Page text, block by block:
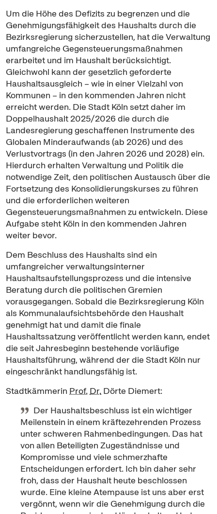
Um die Höhe des Defizits zu begrenzen und die
Genehmigungsfähigkeit des Haushalts durch die
Bezirksregierung sicherzustellen, hat die Verwaltung
umfangreiche Gegensteuerungsmaßnahmen
erarbeitet und im Haushalt berücksichtigt.
Gleichwohl kann der gesetzlich geforderte
Haushaltsausgleich – wie in einer Vielzahl von
Kommunen – in den kommenden Jahren nicht
erreicht werden. Die Stadt Köln setzt daher im
Doppelhaushalt 2025/2026 die durch die
Landesregierung geschaffenen Instrumente des
Globalen Minderaufwands (ab 2026) und des
Verlustvortrags (in den Jahren 2026 und 2028) ein.
Hierdurch erhalten Verwaltung und Politik die
notwendige Zeit, den politischen Austausch über die
Fortsetzung des Konsolidierungskurses zu führen
und die erforderlichen weiteren
Gegensteuerungsmaßnahmen zu entwickeln. Diese
Aufgabe steht Köln in den kommenden Jahren
weiter bevor.
Dem Beschluss des Haushalts sind ein
umfangreicher verwaltungsinterner
Haushaltsaufstellungsprozess und die intensive
Beratung durch die politischen Gremien
vorausgegangen. Sobald die Bezirksregierung Köln
als Kommunalaufsichtsbehörde den Haushalt
genehmigt hat und damit die finale
Haushaltssatzung veröffentlicht werden kann, endet
die seit Jahresbeginn bestehende vorläufige
Haushaltsführung, während der die Stadt Köln nur
eingeschränkt handlungsfähig ist.
Stadtkämmerin Prof. Dr. Dörte Diemert:
Der Haushaltsbeschluss ist ein wichtiger
Meilenstein in einem kräftezehrenden Prozess
unter schweren Rahmenbedingungen. Das hat
von allen Beteiligten Zugeständnisse und
Kompromisse und viele schmerzhafte
Entscheidungen erfordert. Ich bin daher sehr
froh, dass der Haushalt heute beschlossen
wurde. Eine kleine Atempause ist uns aber erst
vergönnt, wenn wir die Genehmigung durch die